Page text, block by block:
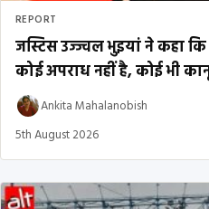
REPORT
जस्टिस उज्ज्वल भुइयां ने कहा
कोई अपराध नहीं है, कोई भी
Ankita Mahalanobish
5th August 2026